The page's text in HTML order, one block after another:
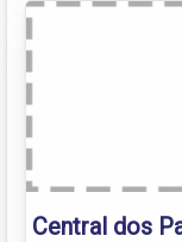
Central dos